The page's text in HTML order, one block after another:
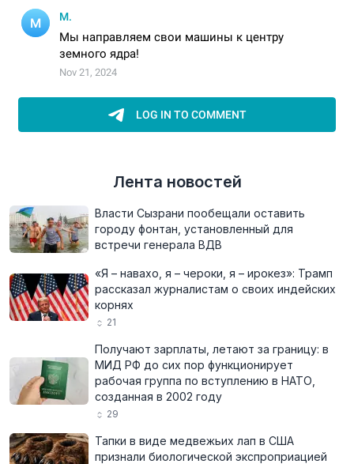
Лента новостей
Власти Сызрани пообещали оставить
городу фонтан, установленный для
встречи генерала ВДВ
«Я – навахо, я – чероки, я – ирокез»: Трамп
рассказал журналистам о своих индейских
корнях
21
Получают зарплаты, летают за границу: в
МИД РФ до сих пор функционирует
рабочая группа по вступлению в НАТО,
созданная в 2002 году
29
Тапки в виде медвежьих лап в США
признали биологической экспроприацией